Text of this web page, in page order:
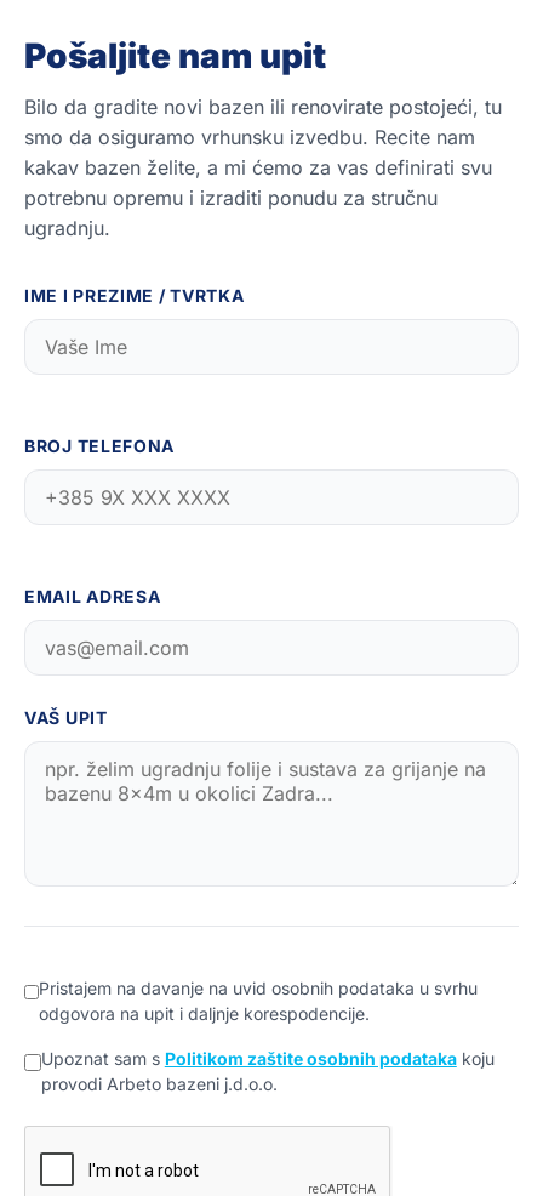
Pošaljite nam upit
Bilo da gradite novi bazen ili renovirate postojeći, tu
smo da osiguramo vrhunsku izvedbu. Recite nam
kakav bazen želite, a mi ćemo za vas definirati svu
potrebnu opremu i izraditi ponudu za stručnu
ugradnju.
IME I PREZIME / TVRTKA
BROJ TELEFONA
EMAIL ADRESA
VAŠ UPIT
Pristajem na davanje na uvid osobnih podataka u svrhu
odgovora na upit i daljnje korespodencije.
Upoznat sam s Politikom zaštite osobnih podatakakoju
provodi Arbeto bazeni j.d.o.o.